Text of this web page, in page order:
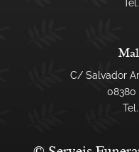
Tel.
C/ Salvador
08380
Tel.